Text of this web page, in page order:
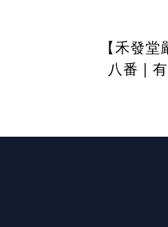
【禾發
八番 |